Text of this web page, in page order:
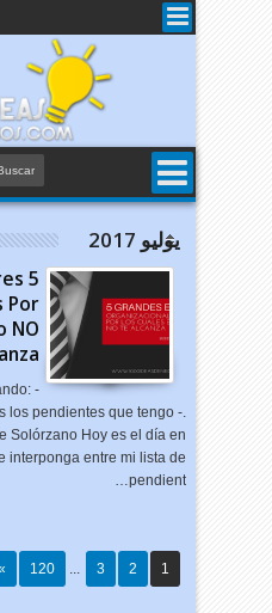
يوليو 2017
Por
NO
-
los pendientes que tengo -.
Solórzano Hoy es el día en
interponga entre mi lista de
pendient…
1
2
3
...
120